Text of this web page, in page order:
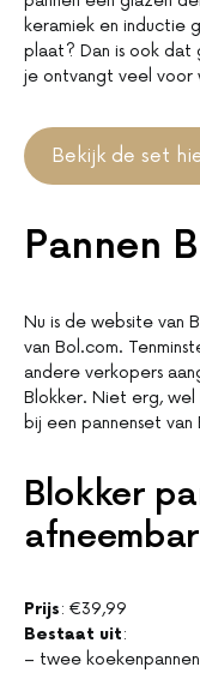
keramiek en inductie
plaat? Dan is ook
je ontvangt veel voor
Bekijk de set
Pannen
Nu is de website van
van Bol.com.
andere verkopers
Blokker. Niet erg, wel
bij een pannenset
Blokker
Prijs: €39,99
Bestaat uit:
– twee